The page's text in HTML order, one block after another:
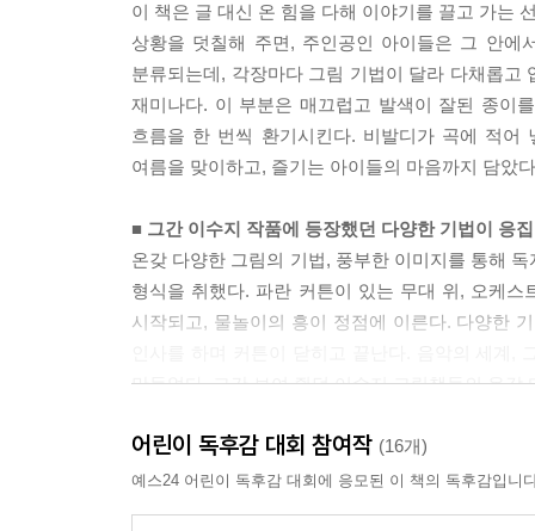
3악장 : 빠르게
별안간 쏟아지는 여름 소나기.
툭. 툭. 투둑. 툭. 툭툭투투둑툭.
점점 빠르게 떨어지는 빗방울의 리듬에 맞춰 사
빗줄기. 여름의 이면에 어쩐지 두려워져 두 눈
하늘과 짙은 초록빛 식물이 말간 얼굴을 하고 있
앙코르
얼마 전 입추가 지났다. 이제 가을이 올 차례이건
햇빛이, 그러다 별안간 쏟아지는 시원한 빗줄기
객석으로 너무 빠르지 않게, 느리게, 혹은 빠르
이 책은 글 대신 온 힘을 다해 이야기를 끌고 가는
상황을 덧칠해 주면, 주인공인 아이들은 그 안
분류되는데, 각장마다 그림 기법이 달라 다채롭
재미나다. 이 부분은 매끄럽고 발색이 잘된 종이
흐름을 한 번씩 환기시킨다. 비발디가 곡에 적
여름을 맞이하고, 즐기는 아이들의 마음까지 담았
■ 그간 이수지 작품에 등장했던 다양한 기법이 응
온갖 다양한 그림의 기법, 풍부한 이미지를 통해
형식을 취했다. 파란 커튼이 있는 무대 위, 오케
시작되고, 물놀이의 흥이 정점에 이른다. 다양한
만들었다. 그간 보여 줬던 이수지 그림책들의 온
여름의 시작 -1악장: 콜라주와 크레용
자, 시작! 공격!
어린이 독후감 대회 참여작 (16개)
예스24 어린이 독후감 대회에 응모된 이 책의 독후감입니